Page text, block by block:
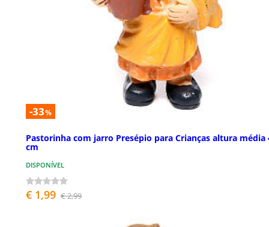
-33%
Pastorinha com jarro Presépio para Crianças altura média
cm
DISPONÍVEL
€ 1,99 € 2,99